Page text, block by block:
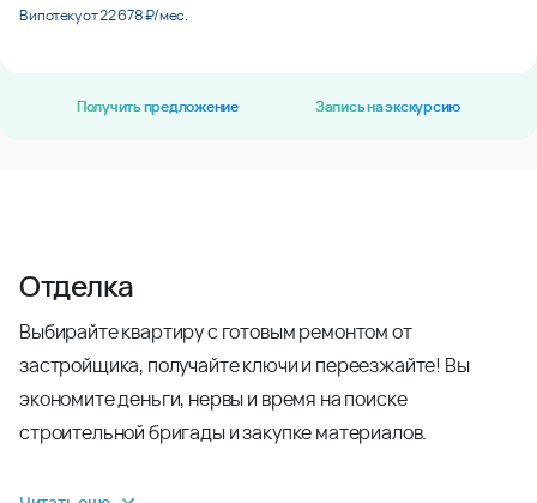
В ипотеку от 22 678 ₽/мес.
Получить предложение Запись на экскурсию
Отделка
Выбирайте квартиру с готовым ремонтом от
застройщика, получайте ключи и переезжайте! Вы
экономите деньги, нервы и время на поиске
строительной бригады и закупке материалов.